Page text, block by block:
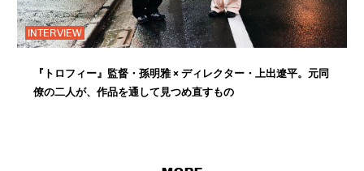
INTERVIEW
『トロフィー』監督・孫明雅 × ディレクター・上出遼平。元同
僚の二人が、作品を通して見つめ直すもの